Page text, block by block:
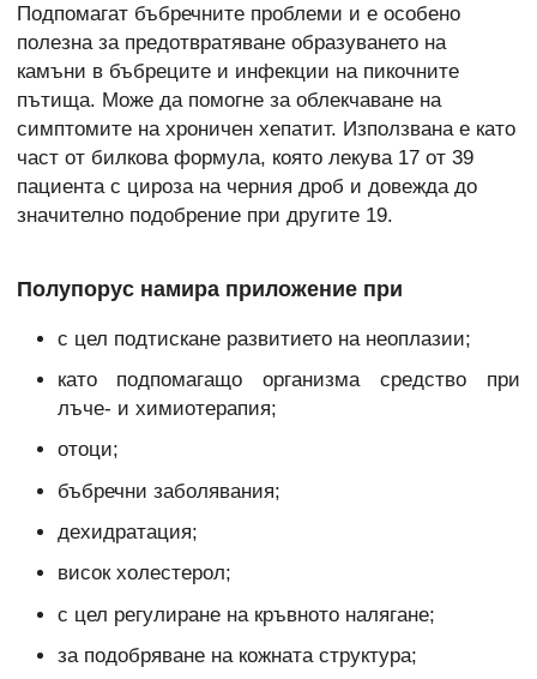
Подпомагат бъбречните проблеми и е особено
полезна за предотвратяване образуването на
камъни в бъбреците и инфекции на пикочните
пътища. Може да помогне за облекчаване на
симптомите на хроничен хепатит. Използвана е като
част от билкова формула, която лекува 17 от 39
пациента с цироза на черния дроб и довежда до
значително подобрение при другите 19.
Полупорус намира приложение при
с цел подтискане развитието на неоплазии;
като подпомагащо организма средство при
лъче- и химиотерапия;
отоци;
бъбречни заболявания;
дехидратация;
висок холестерол;
с цел регулиране на кръвното налягане;
за подобряване на кожната структура;